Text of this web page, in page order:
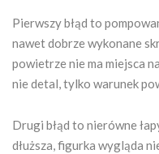
Pierwszy błąd to
nawet dobrze wykonane
powietrze nie ma miejsca
nie detal, tylko warunek
Drugi błąd to nierówne
dłuższa, figurka wygląda